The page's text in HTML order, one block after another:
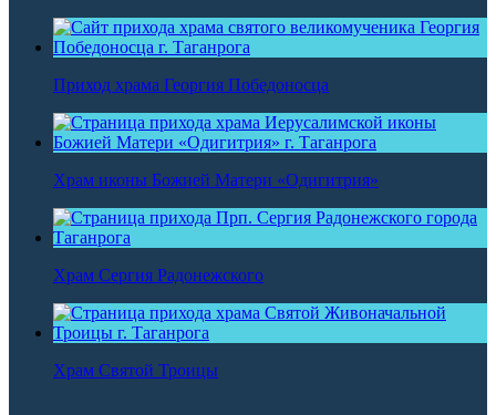
Приход храма Георгия Победоносца
Храм иконы Божией Матери «Одигитрия»
Храм Сергия Радонежского
Храм Святой Троицы